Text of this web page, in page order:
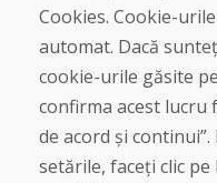
Livrare
Plângere
Retur și
Cookies
Cookies. Cookie-
automat. Dacă
cookie-urile găsite
confirma acest lucru
de acord și
setările, faceți clic